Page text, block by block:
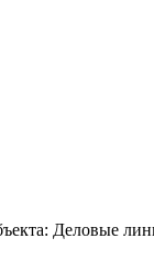
Деловые